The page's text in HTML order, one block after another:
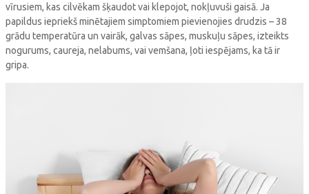
vīrusiem, kas cilvēkam šķaudot vai klepojot, nokļuvuši gaisā. Ja
papildus iepriekš minētajiem simptomiem pievienojies drudzis – 38
grādu temperatūra un vairāk, galvas sāpes, muskuļu sāpes, izteikts
nogurums, caureja, nelabums, vai vemšana, ļoti iespējams, ka tā ir
gripa.